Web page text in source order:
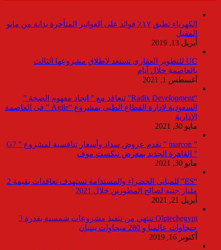
الكهرباء تطبق ١٧٪ فوائد على الفواتير المتأخرة بداية من مايو
المقبل
أبريل 13, 2019
UC للتطوير العقارى تستعد لاطلاق مشروعها الثالث
بالعاصمة خلال أيام
أغسطس 1, 2021
“Radix Development” تتعاقد مع ” اتحاد مفهوم الصحة ”
السعودية لإدارة القطاع الطبى بمشروع “Agile ” فى العاصمة
الإدارية
مايو 30, 2021
” marcon ” تقدم عروض سداد وأسعار تنافسية لمشروع ” G7
” القاهرة الجديد بمعرض نيكست موف
مايو 30, 2021
“ES” للمبانى الخضراء والمستدامة تستهدف تعاقدات بقيمة 2
مليار جنيه لصالح المطورين خلال 2021
أبريل 21, 2021
Olptechegypt تنتهي من تنفيذ مشروعات شمسية بقدرة 3
جيجاوات عالميا و 280 ميجاوات ببنبان
أكتوبر 16, 2019